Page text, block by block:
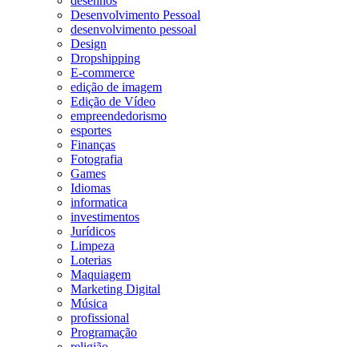
Desenvolvimento Pessoal
desenvolvimento pessoal
Design
Dropshipping
E-commerce
edição de imagem
Edição de Vídeo
empreendedorismo
esportes
Finanças
Fotografia
Games
Idiomas
informatica
investimentos
Jurídicos
Limpeza
Loterias
Maquiagem
Marketing Digital
Música
profissional
Programação